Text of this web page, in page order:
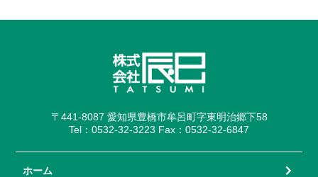
〒441-8087 愛知県豊橋市牟呂町字東明治郷下58
Tel：0532-32-3223 Fax：0532-32-6847
ホーム